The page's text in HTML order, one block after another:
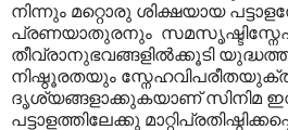
നിന്നും മറ്റൊരു ശിക്ഷയായ
പ്രണയാതുരനും
തീവ്രാനുഭവങ്ങളിൽക്കൂടി
നിഷ്ഠൂരതയും
ദൃശ്യങ്ങളാക്കുകയാണ് സിനിമ
പട്ടാളത്തിലേക്കു